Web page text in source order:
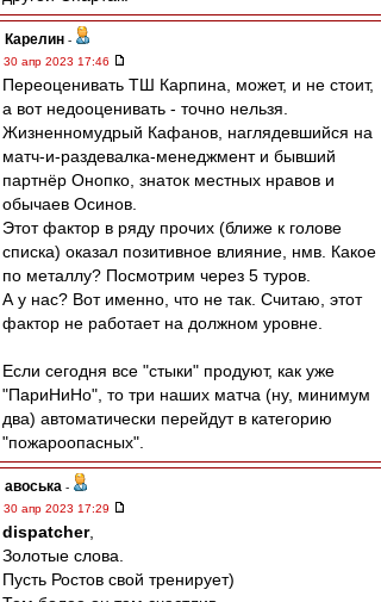
Карелин -
30 апр 2023 17:46
Переоценивать ТШ Карпина, может, и не стоит,
а вот недооценивать - точно нельзя.
Жизненномудрый Кафанов, наглядевшийся на
матч-и-раздевалка-менеджмент и бывший
партнёр Онопко, знаток местных нравов и
обычаев Осинов.
Этот фактор в ряду прочих (ближе к голове
списка) оказал позитивное влияние, нмв. Какое
по металлу? Посмотрим через 5 туров.
А у нас? Вот именно, что не так. Считаю, этот
фактор не работает на должном уровне.
Если сегодня все "стыки" продуют, как уже
"ПариНиНо", то три наших матча (ну, минимум
два) автоматически перейдут в категорию
"пожароопасных".
авоська -
30 апр 2023 17:29
dispatcher,
Золотые слова.
Пусть Ростов свой тренирует)